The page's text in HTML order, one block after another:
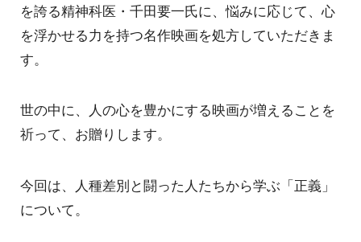
を誇る精神科医・千田要一氏に、悩みに応じて、心
を浮かせる力を持つ名作映画を処方していただきま
す。
世の中に、人の心を豊かにする映画が増えることを
祈って、お贈りします。
今回は、人種差別と闘った人たちから学ぶ「正義」
について。